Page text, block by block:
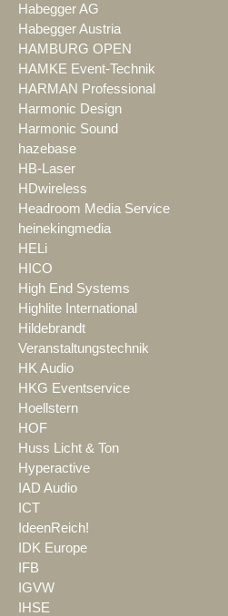
Habegger AG
Habegger Austria
HAMBURG OPEN
HAMKE Event-Technik
HARMAN Professional
Harmonic Design
Harmonic Sound
hazebase
HB-Laser
HDwireless
Headroom Media Service
heinekingmedia
HELi
HICO
High End Systems
Highlite International
Hildebrandt
Veranstaltungstechnik
HK Audio
HKG Eventservice
Hoellstern
HOF
Huss Licht & Ton
Hyperactive
IAD Audio
ICT
IdeenReich!
IDK Europe
IFB
IGVW
IHSE